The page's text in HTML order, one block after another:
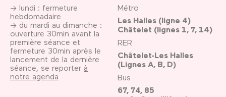
→ lundi : fermeture
hebdomadaire
→ du mardi au dimanche :
ouverture 30min avant la
première séance et
fermeture 30min après le
lancement de la dernière
séance, se reporter à
notre agenda
Métro
Les Halles (ligne 4)
Châtelet (lignes 1, 7, 14)
RER
Châtelet-Les Halles
(Lignes A, B, D)
Bus
67, 74, 85